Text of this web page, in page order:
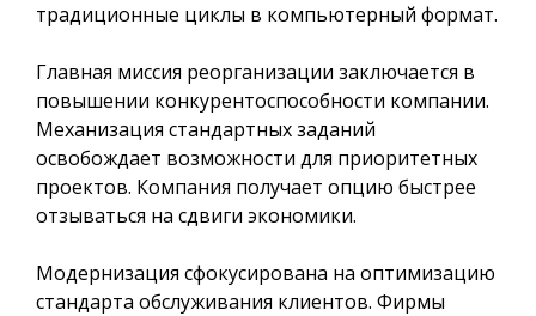
традиционные циклы в компьютерный формат.
Главная миссия реорганизации заключается в
повышении конкурентоспособности компании.
Механизация стандартных заданий
освобождает возможности для приоритетных
проектов. Компания получает опцию быстрее
отзываться на сдвиги экономики.
Модернизация сфокусирована на оптимизацию
стандарта обслуживания клиентов. Фирмы